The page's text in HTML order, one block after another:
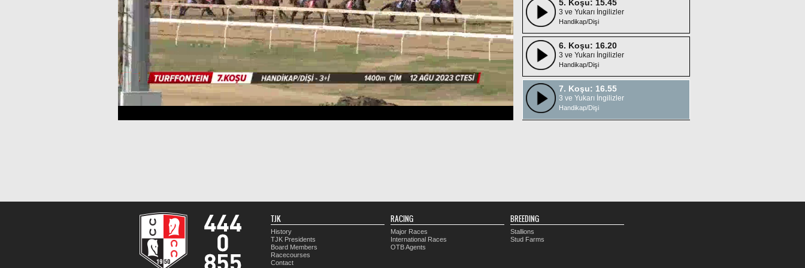
5. Koşu: 15.45
3 ve Yukarı İngilizler
Handikap/Dişi
6. Koşu: 16.20
3 ve Yukarı İngilizler
Handikap/Dişi
7. Koşu: 16.55
3 ve Yukarı İngilizler
Handikap/Dişi
TJK
History
TJK Presidents
Board Members
Racecourses
Contact
RACING
Major Races
International Races
OTB Agents
BREEDING
Stallions
Stud Farms